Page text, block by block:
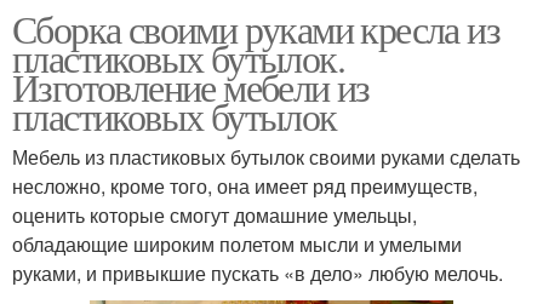
Сборка своими руками кресла из
пластиковых бутылок.
Изготовление мебели из
пластиковых бутылок
Мебель из пластиковых бутылок своими руками сделать
несложно, кроме того, она имеет ряд преимуществ,
оценить которые смогут домашние умельцы,
обладающие широким полетом мысли и умелыми
руками, и привыкшие пускать «в дело» любую мелочь.